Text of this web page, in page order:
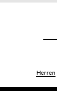
Herren